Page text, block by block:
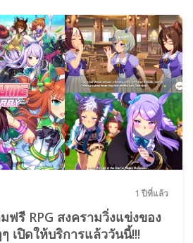
1 ปีที่แล้ว
ฟรี RPG สงครามวิ่งแข่งของ
เปิดให้บริการแล้ววันนี้!!!